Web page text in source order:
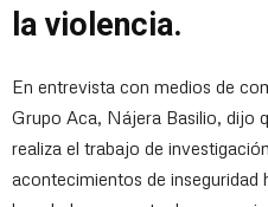
la violencia.
En entrevista con medios de
Grupo Aca, Nájera Basilio, dijo
realiza el trabajo de
acontecimientos de inseguridad